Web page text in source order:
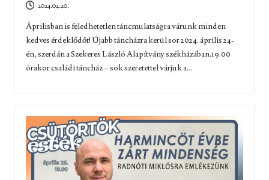
2024.04.20.
Áprilisban is feledhetetlen táncmulatságra várunk minden
kedves érdeklődőt! Újabb táncházra kerül sor 2024. április 24-
én, szerdán a Szekeres László Alapítvány székházában.19.00
órakor családi táncház – sok szeretettel várjuk a...